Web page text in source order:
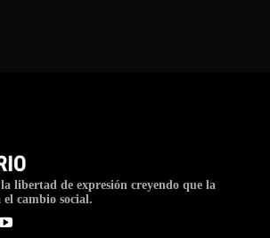
libertad de expresión creyendo que la
cambio social.